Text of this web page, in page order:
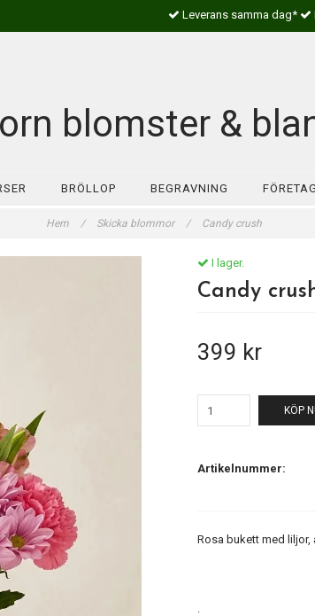
Leverans samma dag*
blomster &
BRÖLLOP BEGRAVNING FÖRETAG
Hem / Skicka blommor / Candy crush
I lager.
Candy
399 kr
KÖP
Artikelnummer:
Rosa bukett med liljor,
.